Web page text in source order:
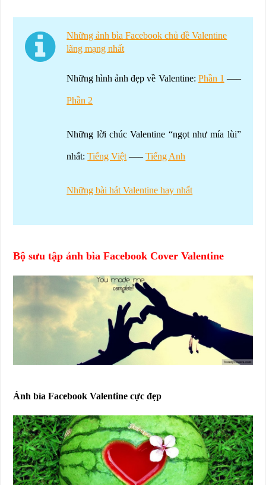
Những ảnh bìa Facebook chủ đề Valentine
lãng mạng nhất
Những hình ảnh đẹp về Valentine: Phần 1 —–
Phần 2
Những lời chúc Valentine “ngọt như mía lùi”
nhất: Tiếng Việt —–Tiếng Anh
Những bài hát Valentine hay nhất
Bộ sưu tập ảnh bìa Facebook Cover Valentine
Ảnh bìa Facebook Valentine cực đẹp